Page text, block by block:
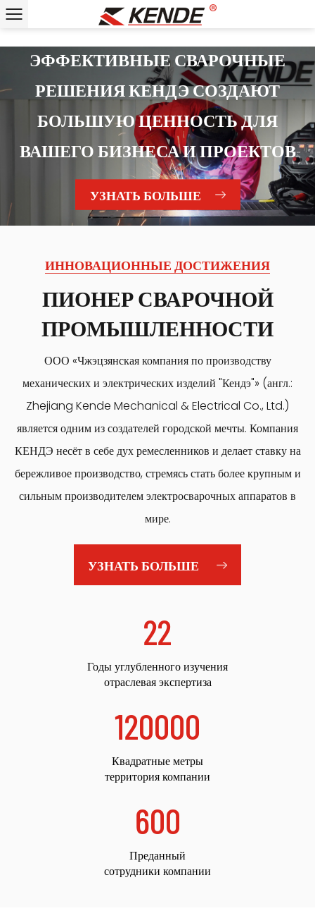
ЭФФЕКТИВНЫЕ СВАРОЧНЫЕ
РЕШЕНИЯ КЕНДЭ СОЗДАЮТ
БОЛЬШУЮ ЦЕННОСТЬ ДЛЯ
ВАШЕГО БИЗНЕСА И ПРОЕКТОВ
УЗНАТЬ БОЛЬШЕ
ПЕРЕДОВЫЕ ТЕХНОЛОГИИ
СВАРОЧНЫХ АППАРАТОВ В
СОЧЕТАНИИ С
ИННОВАЦИОННЫМИ
ПРОДУКТАМИ
УЗНАТЬ БОЛЬШЕ
ИННОВАЦИОННЫЕ ДОСТИЖЕНИЯ
ПИОНЕР СВАРОЧНОЙ
ПРОМЫШЛЕННОСТИ
ООО «Чжэцзянская компания по производству
механических и электрических изделий "Кендэ"» (англ.:
Zhejiang Kende Mechanical & Electrical Co., Ltd.)
является одним из создателей городской мечты. Компания
КЕНДЭ несёт в себе дух ремесленников и делает ставку на
бережливое производство, стремясь стать более крупным и
сильным производителем электросварочных аппаратов в
мире.
УЗНАТЬ БОЛЬШЕ
22
Годы углубленного изучения
отраслевая экспертиза
120000
Квадратные метры
территория компании
600
Преданный
сотрудники компании